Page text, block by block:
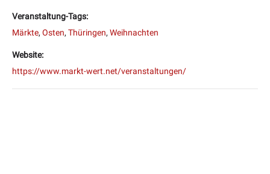
Veranstaltung-Tags:
Märkte, Osten, Thüringen, Weihnachten
Website:
https://www.markt-wert.net/veranstaltungen/